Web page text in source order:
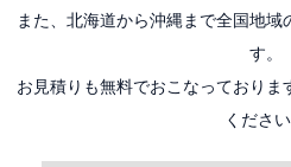
また、北海道から沖縄まで全国地域
す。
お見積りも無料でおこなっており
ください